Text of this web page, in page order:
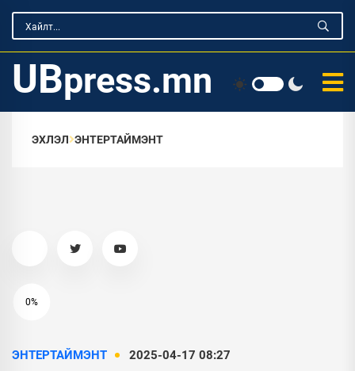
UBpress.mn
ЭХЛЭЛ ЭНТЕРТАЙМЭНТ
0%
ЭНТЕРТАЙМЭНТ 2025-04-17 08:27